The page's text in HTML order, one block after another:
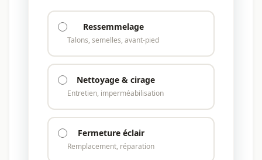
Ressemmelage
Talons, semelles, avant-pied
Nettoyage & cirage
Entretien, imperméabilisation
Fermeture éclair
Remplacement, réparation